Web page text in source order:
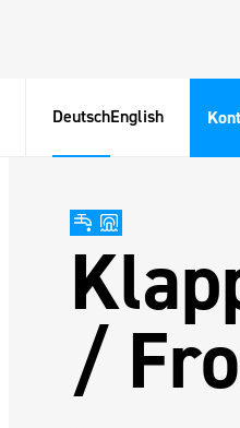
DeutschEnglish
/